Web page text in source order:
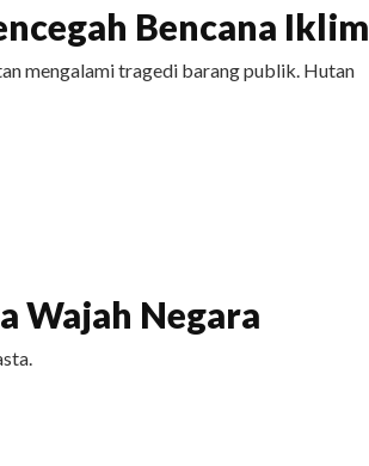
Bencana Iklim
mengalami tragedi barang publik. Hutan
Wajah Negara